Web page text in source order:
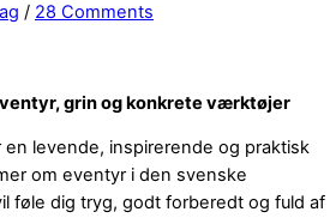
/ 28 Comments
grin og konkrete værktøjer
en levende, inspirerende og praktisk
om eventyr i den svenske
føle dig tryg, godt forberedt og fuld af